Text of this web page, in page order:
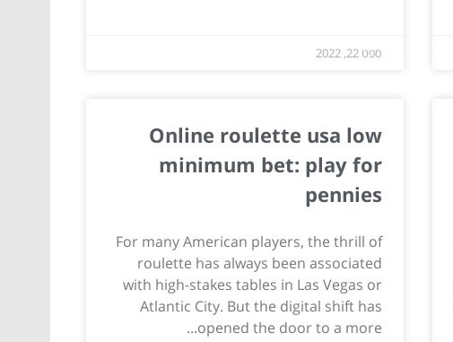
ספט 22, 2022
Online roulette usa low
minimum bet: play for
pennies
For many American players, the thrill of
roulette has always been associated
with high-stakes tables in Las Vegas or
Atlantic City. But the digital shift has
opened the door to a more...